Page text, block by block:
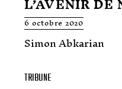
6 octobre 2020
Simon Abkarian
TRIBUNE